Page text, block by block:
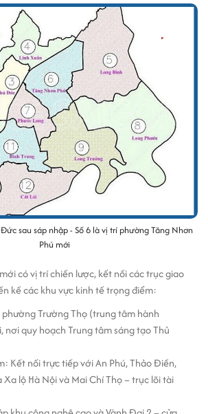
sau sáp nhập - Số 6 là vị trí phường Tăng Nhơn
Phú mới
có vị trí chiến lược, kết nối các trục giao
kề các khu vực kinh tế trọng điểm:
phường Trường Thọ (trung tâm hành
nơi quy hoạch Trung tâm sáng tạo Thủ
Kết nối trực tiếp với An Phú, Thảo Điền,
Xa lộ Hà Nội và Mai Chí Thọ – trục lõi tài